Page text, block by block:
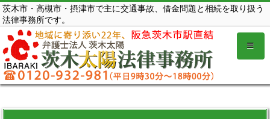
コ
ン
テ
ン
ツ
を
茨木市・高槻市・摂津市で主に交通事故、借金問題と相続を取り扱う
法律事務所です。